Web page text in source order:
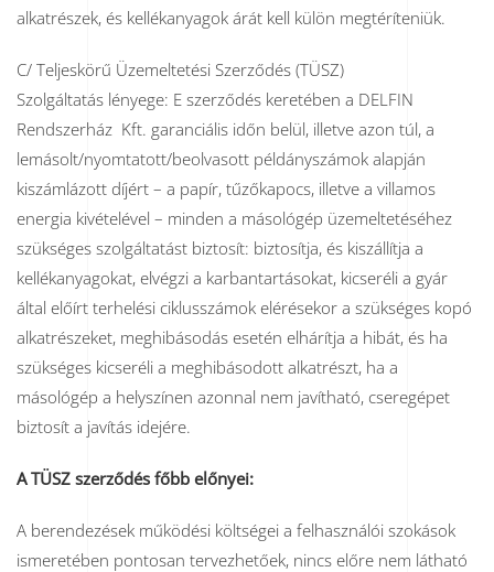
alkatrészek, és kellékanyagok árát kell külön megtéríteniük.
C/ Teljeskörű Üzemeltetési Szerződés (TÜSZ)
Szolgáltatás lényege: E szerződés keretében a DELFIN
Rendszerház Kft. garanciális időn belül, illetve azon túl, a
lemásolt/nyomtatott/beolvasott példányszámok alapján
kiszámlázott díjért – a papír, tűzőkapocs, illetve a villamos
energia kivételével – minden a másológép üzemeltetéséhez
szükséges szolgáltatást biztosít: biztosítja, és kiszállítja a
kellékanyagokat, elvégzi a karbantartásokat, kicseréli a gyár
által előírt terhelési ciklusszámok elérésekor a szükséges kopó
alkatrészeket, meghibásodás esetén elhárítja a hibát, és ha
szükséges kicseréli a meghibásodott alkatrészt, ha a
másológép a helyszínen azonnal nem javítható, cseregépet
biztosít a javítás idejére.
A TÜSZ szerződés főbb előnyei:
A berendezések működési költségei a felhasználói szokások
ismeretében pontosan tervezhetőek, nincs előre nem látható